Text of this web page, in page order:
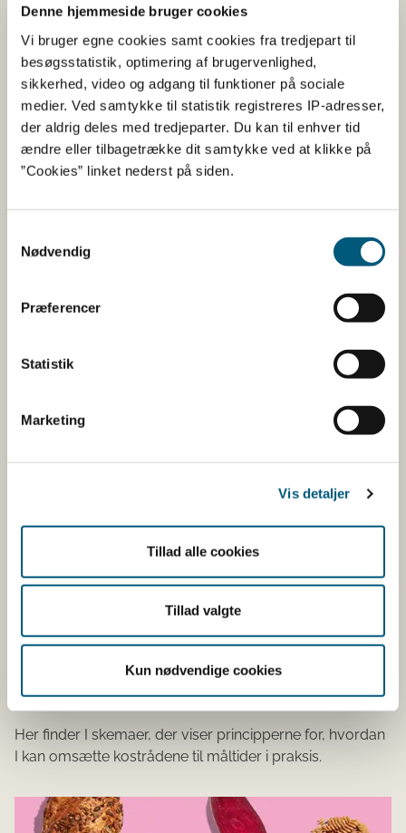
Denne hjemmeside bruger cookies
Vi bruger egne cookies samt cookies fra tredjepart til
besøgsstatistik, optimering af brugervenlighed,
sikkerhed, video og adgang til funktioner på sociale
medier. Ved samtykke til statistik registreres IP-adresser,
der aldrig deles med tredjeparter. Du kan til enhver tid
ændre eller tilbagetrække dit samtykke ved at klikke på
”Cookies” linket nederst på siden.
Nødvendig
Præferencer
Statistik
Marketing
Vis detaljer
Tillad alle cookies
Tillad valgte
Kun nødvendige cookies
Klik på billedet for at downloade portionsstørrelser i skoler
Principper
Her finder I skemaer, der viser principperne for, hvordan
I kan omsætte kostrådene til måltider i praksis.